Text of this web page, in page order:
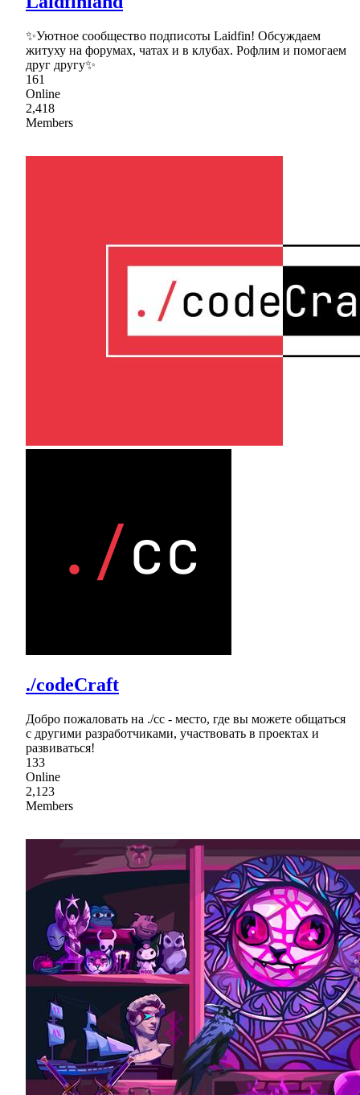
✨Уютное сообщество подписоты Laidfin! Обсуждаем
житуху на форумах, чатах и в клубах. Рофлим и помогаем
друг другу✨
161
Online
2,418
Members
./codeCraft
Добро пожаловать на ./cc - место, где вы можете общаться
с другими разработчиками, участвовать в проектах и
развиваться!
133
Online
2,123
Members